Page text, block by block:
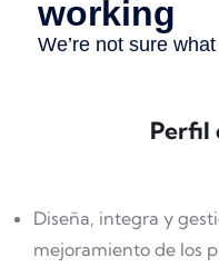
Perfil
Diseña, integra y
mejoramiento de los